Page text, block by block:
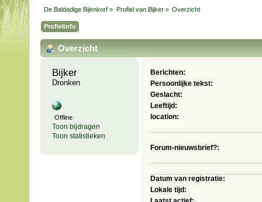
De Baldadige Bijenkorf » Profiel van Bijker» Overzicht
Profielinfo
Overzicht
Bijker
Dronken
Offline
Toon bijdragen
Toon statistieken
Berichten:
Persoonlijke tekst:
Geslacht:
Leeftijd:
location:
Forum-nieuwsbrief?:
Datum van registratie:
Lokale tijd: